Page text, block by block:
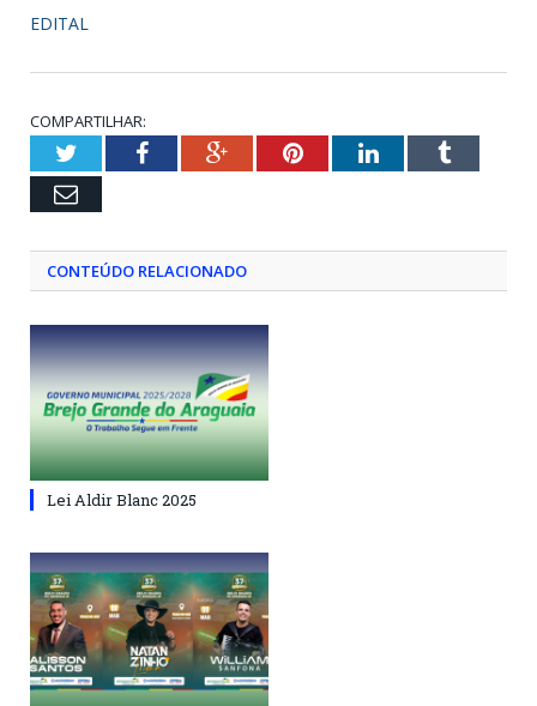
EDITAL
COMPARTILHAR:
TwitterFacebookGoogle+PinterestLinkedInTumblr
Email
CONTEÚDO RELACIONADO
Lei Aldir Blanc 2025